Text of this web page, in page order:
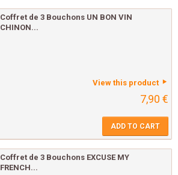
Coffret de 3 Bouchons UN BON VIN
CHINON...
View this product
7,90 €
ADD TO CART
Coffret de 3 Bouchons EXCUSE MY
FRENCH...